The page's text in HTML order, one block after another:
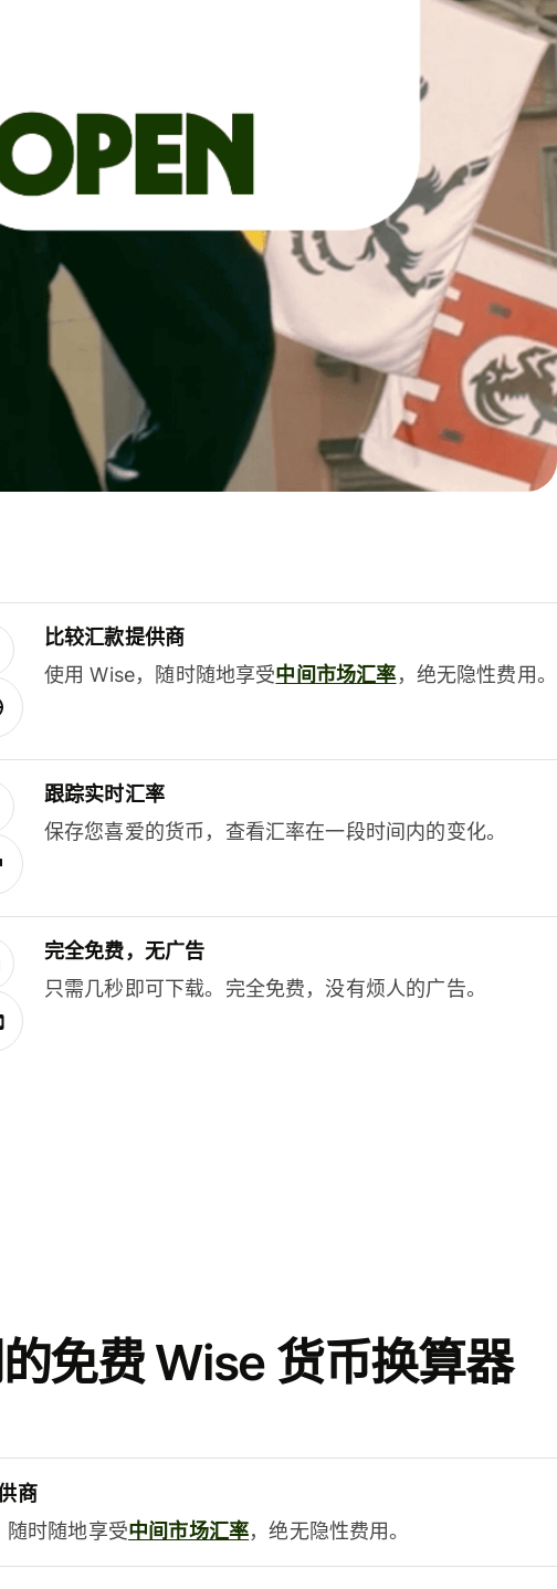
比较汇款提供商
使用 Wise，随时随地享受中间市场汇率，绝无隐性费用。
跟踪实时汇率
保存您喜爱的货币，查看汇率在一段时间内的变化。
完全免费，无广告
只需几秒即可下载。完全免费，没有烦人的广告。
免费 Wise 货币换算器
商
随时随地享受中间市场汇率，绝无隐性费用。